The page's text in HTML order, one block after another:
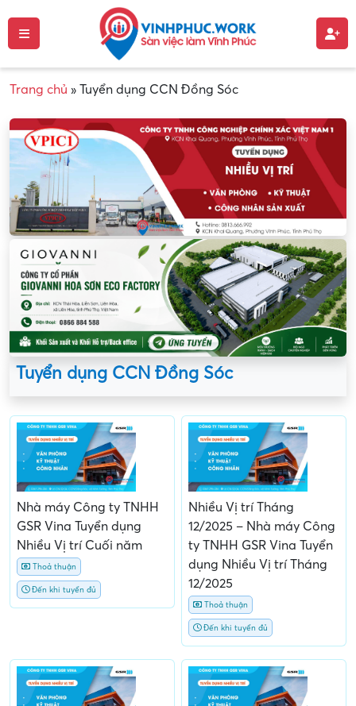
Trang chủ » Tuyển dụng CCN Đồng Sóc
Tuyển dụng CCN Đồng Sóc
Nhà máy Công ty TNHH
GSR Vina Tuyển dụng
Nhiều Vị trí Cuối năm
Thoả thuận
Đến khi tuyển đủ
Nhiều Vị trí Tháng
12/2025 – Nhà máy Công
ty TNHH GSR Vina Tuyển
dụng Nhiều Vị trí Tháng
12/2025
Thoả thuận
Đến khi tuyển đủ